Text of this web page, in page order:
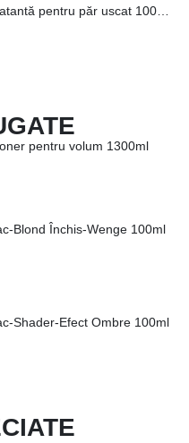
pentru volum 1300ml
Blond Închis-Wenge 100ml
Shader-Efect Ombre 100ml